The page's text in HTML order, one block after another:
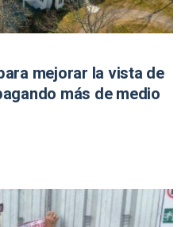
mejorar la vista de
más de medio